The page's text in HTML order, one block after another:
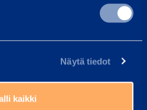
Näytä tiedot
kaikki
täällä auttaaksemme sinua
sinua aina mielellään